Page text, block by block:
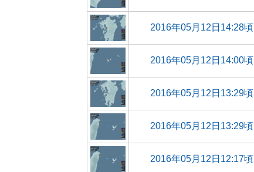
2016年05月12日14:28頃
2016年05月12日14:00頃
2016年05月12日13:29頃
2016年05月12日13:29頃
2016年05月12日12:17頃